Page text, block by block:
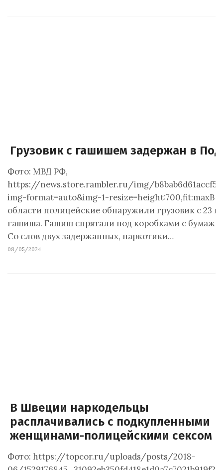
Грузовик с гашишем задержан в
Фото: МВД РФ,
https://news.store.rambler.ru/img/
img-format=auto&img-1-resize=height:700,fit:maxВ
области полицейские обнаружили грузовик с 23
гашиша. Гашиш спрятали под коробками с
Со слов двух задержанных, наркотики…
08/05/2024
В Швеции наркодельцы
расплачивались с подкупленными
женщинами-полицейскими сексом
Фото: https://topcor.ru/uploads/posts/2018-